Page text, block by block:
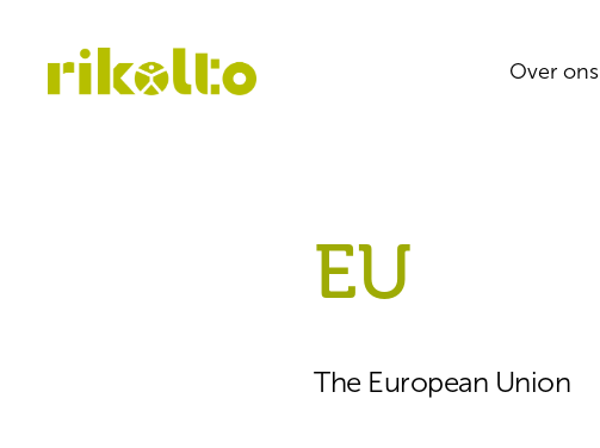
Over ons
EU
The European Union